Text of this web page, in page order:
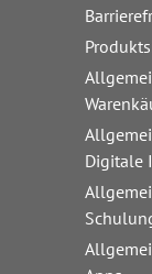
Digitale